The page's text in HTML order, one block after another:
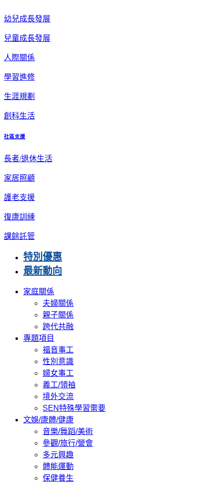
幼兒成長發展
兒童成長發展
人際關係
學習進修
生涯規劃
創科生活
社區支援
長者/退休生活
家居照顧
護老支援
復康訓練
課餘託管
特別優惠
最新動向
家庭關係
夫婦關係
親子關係
跨代共融
專題項目
福音事工
性別意識
婦女事工
義工/領袖
境外交流
SEN特殊學習需要
文娛/康體/健康
音樂/舞蹈/美術
參觀/旅行/營會
多元興趣
體能運動
保健養生